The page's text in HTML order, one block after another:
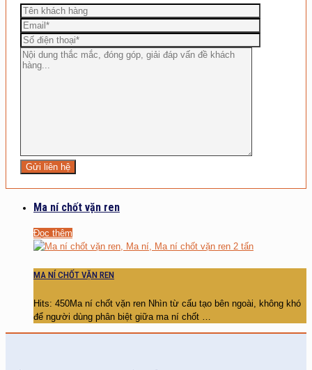
Ma ní chốt vặn ren
Đọc thêm
MA NÍ CHỐT VẶN REN
Hits: 450Ma ní chốt vặn ren Nhìn từ cấu tạo bên ngoài, không khó
để người dùng phân biệt giữa ma ní chốt